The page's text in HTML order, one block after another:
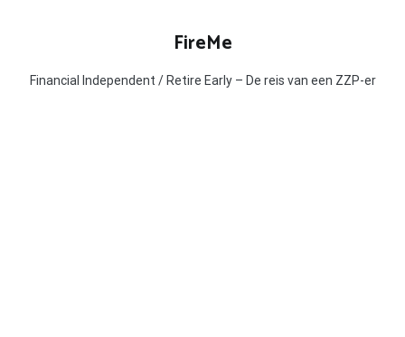
FireMe
Financial Independent / Retire Early – De reis van een ZZP-er